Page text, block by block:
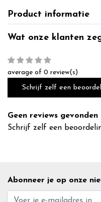
Product informatie
Wat onze klanten
average of 0 review(s)
Schrijf zelf een
Geen reviews gevonden
Schrijf zelf een
Abonneer je op onze